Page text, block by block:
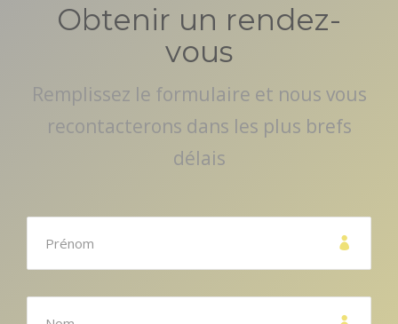
Obtenir un rendez-
vous
Remplissez le formulaire et nous vous
recontacterons dans les plus brefs
délais